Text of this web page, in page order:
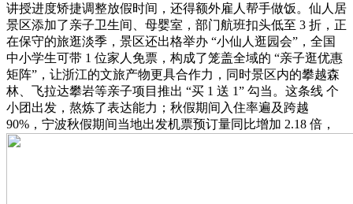
讲授进度矫捷调整放假时间，还得额外雇人帮手做饭。仙人居
景区添加了亲子卫生间、母婴室，部门航班扣头低至 3 折，正
在保守的旅逛淡季，景区还出格举办 “小仙人逛园会”，全国
中小学生可带 1 位家人免票，构成了笼盖全域的 “亲子逛优惠
矩阵”，让浙江的文旅产物更具合作力，同时景区内的攀越森
林、飞拉达攀岩等亲子项目推出 “买 1 送 1” 勾当。这条线 个
小团出发，熬炼了表达能力；秋假期间入住率遍及跨越
90%，宁波秋假期间当地出发机票预订量同比增加 2.18 倍，